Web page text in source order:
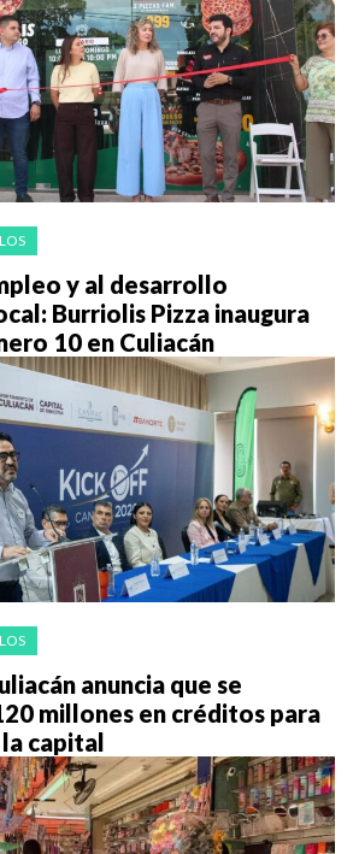
y al desarrollo
Burriolis Pizza inaugura
10 en Culiacán
anuncia que se
millones en créditos para
capital